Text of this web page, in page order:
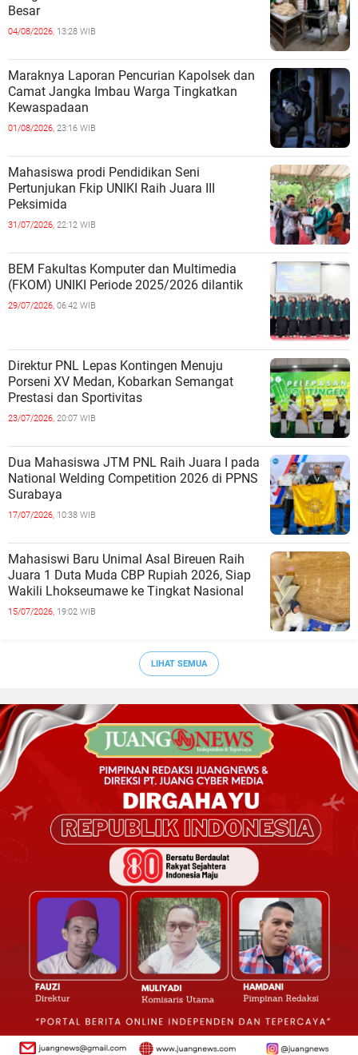
Besar
04/08/2026, 13:28 WIB
Maraknya Laporan Pencurian Kapolsek dan
Camat Jangka Imbau Warga Tingkatkan
Kewaspadaan
01/08/2026, 23:16 WIB
Mahasiswa prodi Pendidikan Seni
Pertunjukan Fkip UNIKI Raih Juara III
Peksimida
31/07/2026, 22:12 WIB
BEM Fakultas Komputer dan Multimedia
(FKOM) UNIKI Periode 2025/2026 dilantik
29/07/2026, 06:42 WIB
Direktur PNL Lepas Kontingen Menuju
Porseni XV Medan, Kobarkan Semangat
Prestasi dan Sportivitas
23/07/2026, 20:07 WIB
Dua Mahasiswa JTM PNL Raih Juara I pada
National Welding Competition 2026 di PPNS
Surabaya
17/07/2026, 10:38 WIB
Mahasiswi Baru Unimal Asal Bireuen Raih
Juara 1 Duta Muda CBP Rupiah 2026, Siap
Wakili Lhokseumawe ke Tingkat Nasional
15/07/2026, 19:02 WIB
LIHAT SEMUA